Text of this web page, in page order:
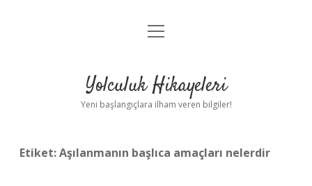
Anasayfa
Yasal Uyarı
menüyü
Yolculuk Hikayeleri
Yeni başlangıçlara ilham veren bilgiler!
Etiket:Aşılanmanın başlıca amaçları nelerdir